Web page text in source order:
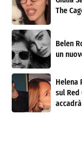
The
Belen
un
Helena
sul Red
accadrà